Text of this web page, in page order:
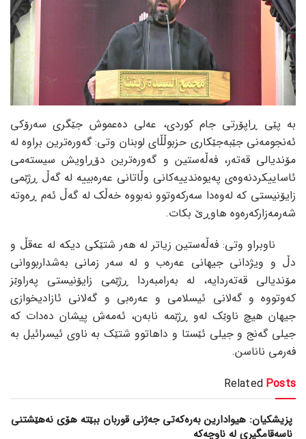
بە پێی ڕاپۆرتی جام کوردی، عەلی دەعموش جێگری سەرۆکی
ئەنجومەنی جێبەجێکاری حزبوڵڵای لوبنان وتی: گەورەترین براوە لە
مۆندیالی قەتەر، فەڵەستین و گەورەترین دۆڕاویش سیستەمی
ئاساییکردنەوەی پەیوەندییەکانی وڵاتانی عەرەبییە لە گەڵ ڕژێمی
زایۆنیستی کە لەوەدا سەرکەوتوو نەبووە خەڵک لە گەڵ ئەم ڕەوتە
شەرمەزارکەرەوە هاوڕێ بکات.
ناوبراو وتی: فەڵەستین زیاتر لە هەر شتێکی دیکە لە عەقڵ و
دڵ و ویژدانی جیهانی عەرەب و لە سەر زمانی بەشداربووانی
مۆندیالی قەتەردایە، لە بەرامبەردا ڕژێمی زایۆنیستی پەراوێز
کەوتووە و گەلانی ئیسلامی و عەرەبی و گەلانی ئازادیخوازی
جیهان هیچ ناوێک لەو ڕژێمە نابەن، ئەمەش پیشان دەدات کە
جیلی گەنج و جیلی ئێستا و داهاتوو شتێک بە ناوی ئیسرائیل بە
فەرمی ناناسن.
Related Posts
پزیشکیان: هیوادارین بەرەکەتی جەژنی قوربان ببێتە هۆی نەهێشتنی
ناسەقامگیری لە ناوچەکە